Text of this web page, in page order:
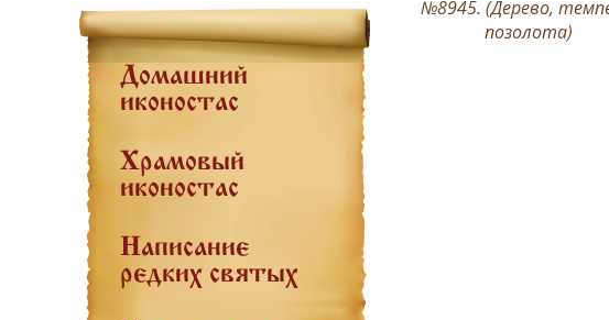
Домашний
иконостас
Храмовый
иконостас
Написание
редких святых
№8945. (Дерево,
позолота)